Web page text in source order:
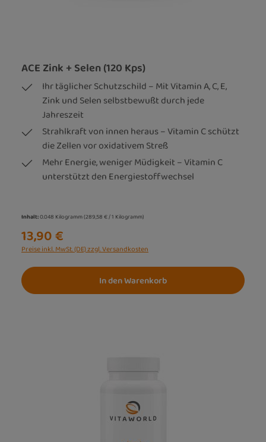
ACE Zink + Selen (120 Kps)
Ihr täglicher Schutzschild – Mit Vitamin A, C, E,
Zink und Selen selbstbewußt durch jede
Jahreszeit
Strahlkraft von innen heraus – Vitamin C schützt
die Zellen vor oxidativem Streß
Mehr Energie, weniger Müdigkeit – Vitamin C
unterstützt den Energiestoffwechsel
Inhalt:0.048 Kilogramm(289,58 € / 1 Kilogramm)
13,90 €
Preise inkl. MwSt. (DE) zzgl. Versandkosten
In den Warenkorb